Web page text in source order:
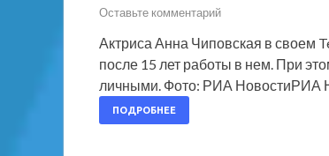
Оставьте комментарий
Актриса Анна Чиповская в своем
после 15 лет работы в нем. При
личными. Фото: РИА НовостиРИА
ПОДРОБНЕЕ